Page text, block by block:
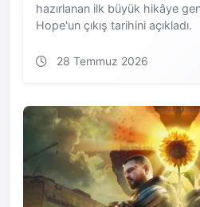
hazırlanan ilk büyük hikâye
Hope'un çıkış tarihini açıkladı.
28 Temmuz 2026